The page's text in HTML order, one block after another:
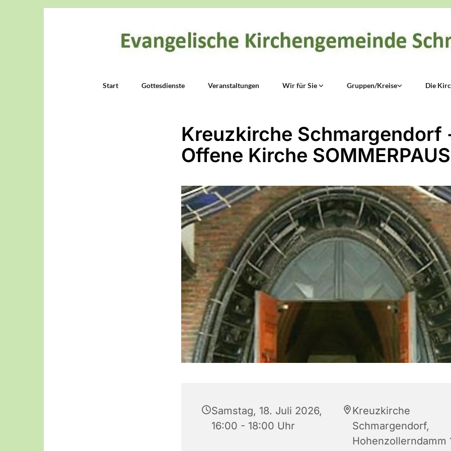
Start Gottesdienste Veranstaltungen Wir für Sie Gruppen/Kreise Die
Kreuzkirche Schmargendorf
Offene Kirche
Samstag, 18. Juli 2026,
16:00 - 18:00 Uhr
Kreuzkirche
Schmargendorf,
Hohenzollerndamm